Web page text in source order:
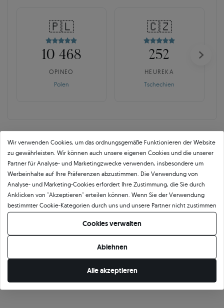
🇵🇱
10 468
OPINEO
Polen
🇨🇿
252
HEUREKA
Tschechien
SAVICKI 5C ist mehr als der
Branchenstandard.
Echte Qualität beginnt mit der Verantwortung für jedes Detail. Für uns endet
der Frieden nicht mit einem Zertifikat. Kontrolle bedeutet bewusste Auswahl
der Diamanten, mehrschichtige Qualitätskontrolle und Verantwortung für
jedes Detail, bevor der Stein in den Ring eingefasst wird.
Jeder Diamant wird mehrmals überprüft, sowohl hinsichtlich der Parameter als
auch der Proportionen und der Ästhetik in einer bestimmten Fassung. Erst
dann gelangt er in die Hände des Juweliers. Nur die Steine, die unseren
internen Standards entsprechen, werden Teil des SAVICKI-Schmucks.
Wir verwenden Cookies, um das ordnungsgemäße Funktionieren der Website
zu gewährleisten. Wir können auch unsere eigenen Cookies und die unserer
Partner für Analyse- und Marketingzwecke verwenden, insbesondere um
Werbeinhalte auf Ihre Präferenzen abzustimmen. Die Verwendung von
Analyse- und Marketing-Cookies erfordert Ihre Zustimmung, die Sie durch
Anklicken von "Akzeptieren" erteilen können. Wenn Sie der Verwendung
bestimmter Cookie-Kategorien durch uns und unsere Partner nicht zustimmen
möchten, klicken Sie auf "Lassen Sie mich wählen" und bestimmen Sie Ihre
Präferenzen. Sie können Ihre Zustimmung jederzeit widerrufen, indem Sie
Ihre Cookie-Einstellungen ändern.
Cookies verwalten
Ablehnen
Alle akzeptieren